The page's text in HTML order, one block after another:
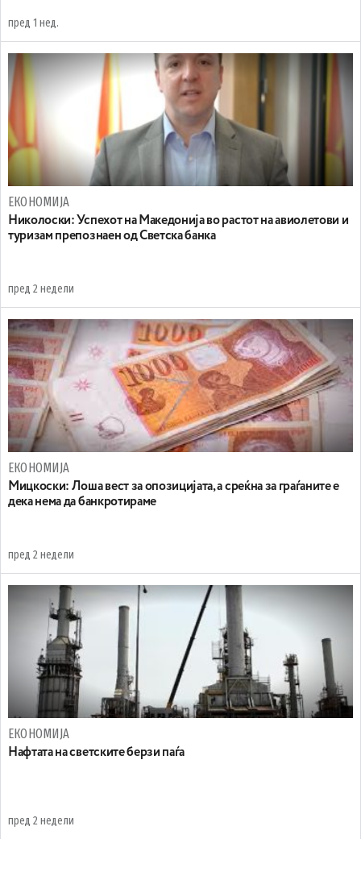
пред 1 нед.
ЕКОНОМИЈА
Николоски: Успехот на Македонија во растот на авиолетови и
туризам препознаен од Светска банка
пред 2 недели
ЕКОНОМИЈА
Мицкоски: Лоша вест за опозицијата, а среќна за граѓаните е
дека нема да банкротираме
пред 2 недели
ЕКОНОМИЈА
Нафтата на светските берзи паѓа
пред 2 недели